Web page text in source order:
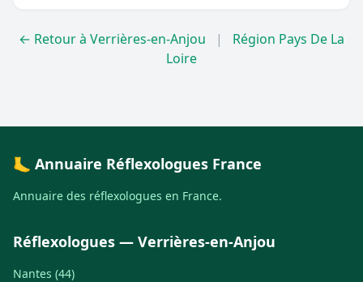
← Retour à Verrières-en-Anjou |
Région Pays De La
Loire
🦶 Annuaire Réflexologues France
Annuaire des réflexologues en France.
Réflexologues — Verrières-en-Anjou
Nantes (44)